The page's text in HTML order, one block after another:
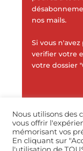
nos mails.
Si vous
verifier votre
votre dossier
Nous utilisons des
vous offrir
mémorisant vos
En cliquant sur